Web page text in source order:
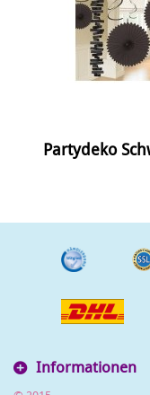
Partydeko
Informationen